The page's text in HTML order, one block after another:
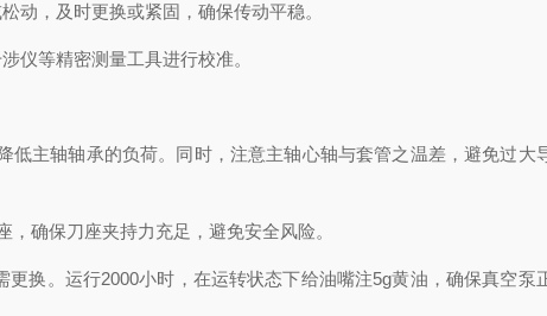
，及时更换或紧固，确保传动平稳。
等精密测量工具进行校准。
主轴轴承的负荷。同时，注意主轴心轴与套管之温差，避免过大
确保刀座夹持力充足，避免安全风险。
换。运行2000小时，在运转状态下给油嘴注5g黄油，确保真空泵